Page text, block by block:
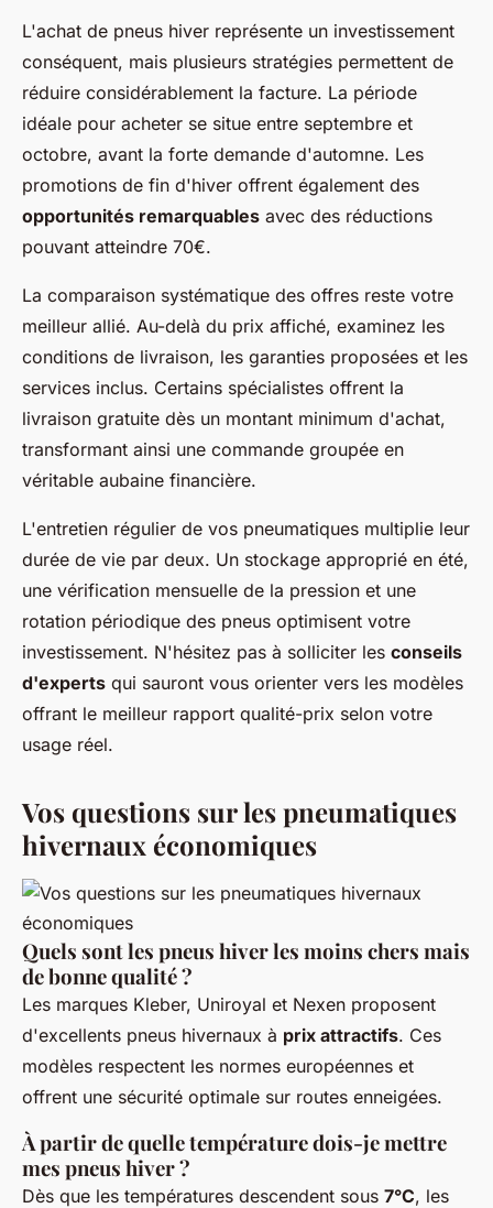
L'achat de pneus hiver représente un investissement
conséquent, mais plusieurs stratégies permettent de
réduire considérablement la facture. La période
idéale pour acheter se situe entre septembre et
octobre, avant la forte demande d'automne. Les
promotions de fin d'hiver offrent également des
opportunités remarquables avec des réductions
pouvant atteindre 70€.
La comparaison systématique des offres reste votre
meilleur allié. Au-delà du prix affiché, examinez les
conditions de livraison, les garanties proposées et les
services inclus. Certains spécialistes offrent la
livraison gratuite dès un montant minimum d'achat,
transformant ainsi une commande groupée en
véritable aubaine financière.
L'entretien régulier de vos pneumatiques multiplie leur
durée de vie par deux. Un stockage approprié en été,
une vérification mensuelle de la pression et une
rotation périodique des pneus optimisent votre
investissement. N'hésitez pas à solliciter les conseils
d'experts qui sauront vous orienter vers les modèles
offrant le meilleur rapport qualité-prix selon votre
usage réel.
Vos questions sur les pneumatiques
hivernaux économiques
Quels sont les pneus hiver les moins chers mais
de bonne qualité ?
Les marques Kleber, Uniroyal et Nexen proposent
d'excellents pneus hivernaux à prix attractifs. Ces
modèles respectent les normes européennes et
offrent une sécurité optimale sur routes enneigées.
À partir de quelle température dois-je mettre
mes pneus hiver ?
Dès que les températures descendent sous 7°C, les